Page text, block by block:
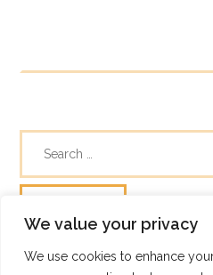
We value your privacy
We use cookies to enhance